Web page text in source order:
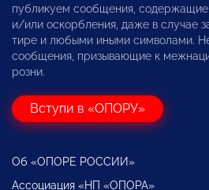
публикуем сообщения, содержащие
и/или оскорбления, даже в случае
тире и любыми иными символами.
сообщения, призывающие к
розни.
Вступи в «ОПОРУ»
Об «ОПОРЕ РОССИИ»
Ассоциация «НП «ОПОРА»